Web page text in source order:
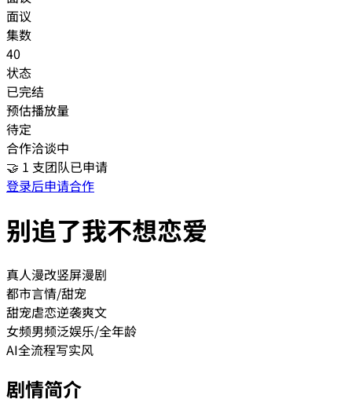
面议
集数
40
状态
已完结
预估播放量
待定
合作洽谈中
🤝 1 支团队已申请
登录后申请合作
别追了我不想恋爱
真人漫改竖屏漫剧
都市言情/甜宠
甜宠虐恋逆袭爽文
女频男频泛娱乐/全年龄
AI全流程写实风
剧情简介